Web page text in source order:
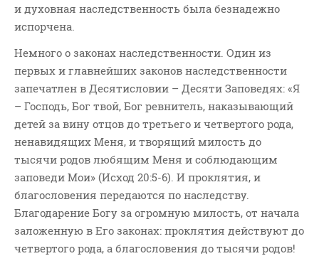
и духовная наследственность была безнадежно
испорчена.
Немного о законах наследственности. Один из
первых и главнейших законов наследственности
запечатлен в Десятисловии – Десяти Заповедях: «Я
– Господь, Бог твой, Бог ревнитель, наказывающий
детей за вину отцов до третьего и четвертого рода,
ненавидящих Меня, и творящий милость до
тысячи родов любящим Меня и соблюдающим
заповеди Мои» (Исход 20:5-6). И проклятия, и
благословения передаются по наследству.
Благодарение Богу за огромную милость, от начала
заложенную в Его законах: проклятия действуют до
четвертого рода, а благословения до тысячи родов!